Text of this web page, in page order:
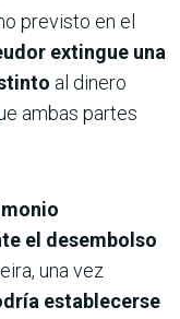
previsto en el
extingue una
al dinero
ambas partes
el desembolso
una vez
establecerse